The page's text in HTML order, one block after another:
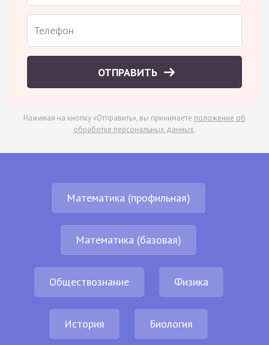
ОТПРАВИТЬ
Нажимая на кнопку «Отправить», вы принимаете положение об
обработке персональных данных.
Математика (профильная)
Математика (базовая)
Обществознание Физика
История Биология